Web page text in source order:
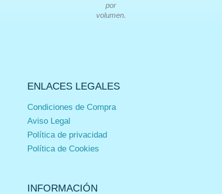
por
volumen.
ENLACES LEGALES
Condiciones de Compra
Aviso Legal
Política de privacidad
Política de Cookies
INFORMACIÓN